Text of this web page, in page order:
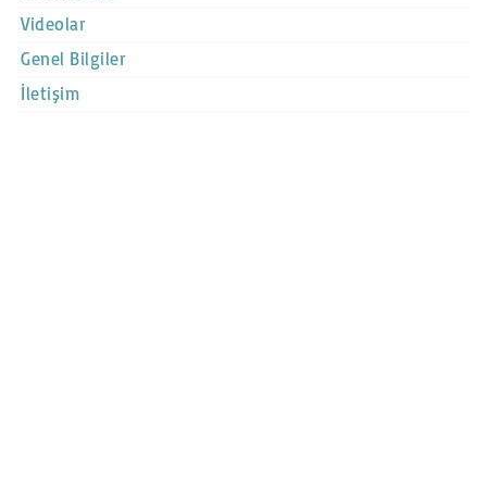
Videolar
Genel Bilgiler
İletişim